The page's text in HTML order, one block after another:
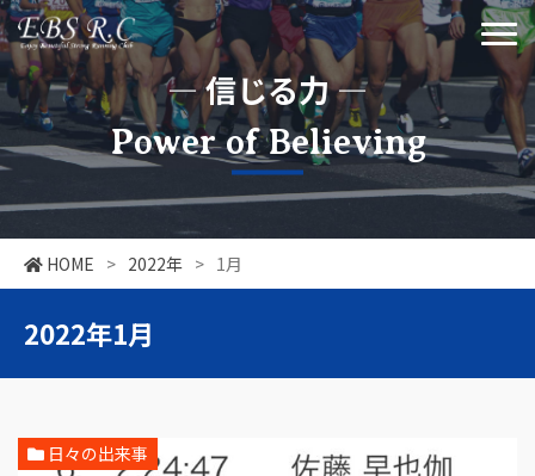
― 信じる力 ―
Power of Believing
HOME > 2022年 > 1月
2022年1月
日々の出来事